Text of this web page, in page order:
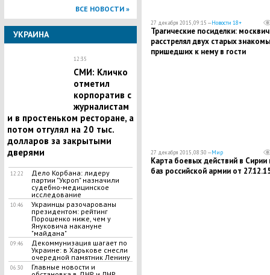
ВСЕ НОВОСТИ »
УКРАИНА
12:35
СМИ: Кличко
отметил
корпоратив с
журналистам
и в простеньком ресторане, а
потом отгулял на 20 тыс.
долларов за закрытыми
дверями
12:22
Дело Корбана: лидеру
партии "Укроп" назначили
судебно-медицинское
исследование
10:46
Украинцы разочарованы
президентом: рейтинг
Порошенко ниже, чем у
Януковича накануне
"майдана"
09:46
Декоммунизация шагает по
Украине: в Харькове снесли
очередной памятник Ленину
06:30
Главные новости и
27 декабря 2015, 09:15 —Новости 18+
Трагические посиделки: москвич
расстрелял двух старых
пришедших к нему в гости
27 декабря 2015, 08:30 —Мир
Карта боевых действий в Сирии
баз российской армии от